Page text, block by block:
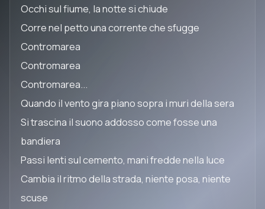
Occhi sul fiume, la notte si chiude
Corre nel petto una corrente che sfugge
Contromarea
Contromarea
Contromarea...
Quando il vento gira piano sopra i muri della sera
Si trascina il suono addosso come fosse una
bandiera
Passi lenti sul cemento, mani fredde nella luce
Cambia il ritmo della strada, niente posa, niente
scuse